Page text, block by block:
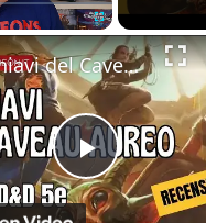
Fullscreen
Play
Le Chiavi del Caveau Aureo: Recensione (Avventura D&D 5e)